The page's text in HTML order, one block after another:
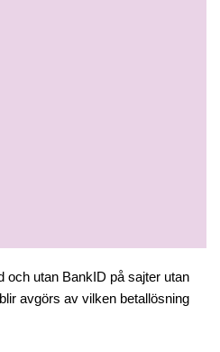
och utan BankID på sajter utan
avgörs av vilken betallösning